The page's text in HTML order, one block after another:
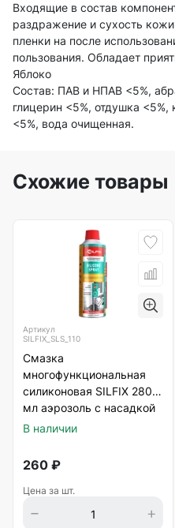
Входящие в состав
раздражение и сухость
пленки на после
пользования. Обладает
Яблоко
Состав: ПАВ и НПАВ <5%,
глицерин <5%, отдушка <5%,
<5%, вода очищенная.
Схожие товары
Артикул
SILFIX_SLS_110
Смазка
многофункциональная
силиконовая SILFIX 280
мл аэрозоль с насадкой
В наличии
260 ₽
Цена за шт.